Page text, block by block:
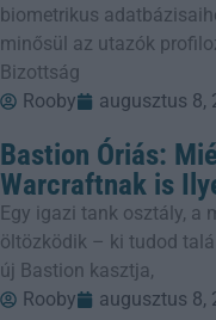
biometrikus
minősül az utazók
Bizottság
Rooby
augusztus 8,
Bastion Óriás:
Warcraftnak is
Egy igazi tank osztály, a
öltözködik – ki tudod
új Bastion kasztja,
Rooby
augusztus 8,